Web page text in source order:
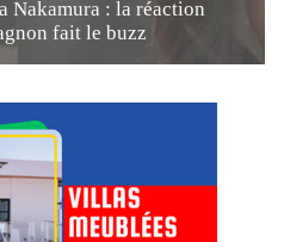
Nakamura : la réaction
fait le buzz